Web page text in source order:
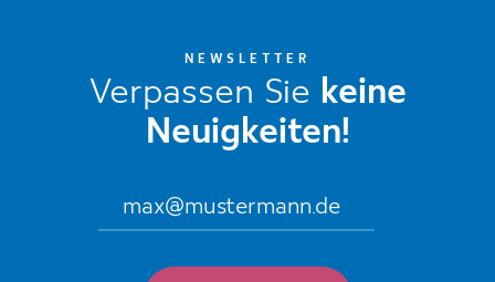
NEWSLETTER
Verpassen Sie keine
Neuigkeiten!